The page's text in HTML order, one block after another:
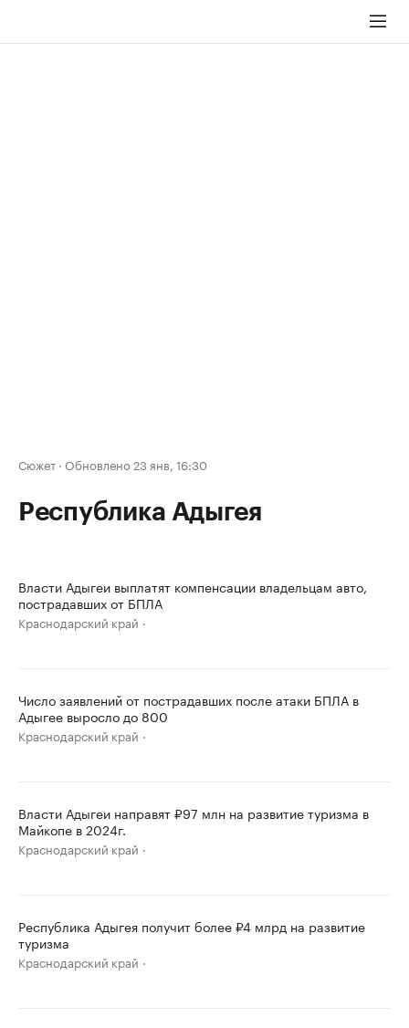
Сюжет · Обновлено 23 янв, 16:30
Республика Адыгея
Власти Адыгеи выплатят компенсации владельцам авто,
пострадавших от БПЛА
Краснодарский край
Число заявлений от пострадавших после атаки БПЛА в
Адыгее выросло до 800
Краснодарский край
Власти Адыгеи направят ₽97 млн на развитие туризма в
Майкопе в 2024г.
Краснодарский край
Республика Адыгея получит более ₽4 млрд на развитие
туризма
Краснодарский край